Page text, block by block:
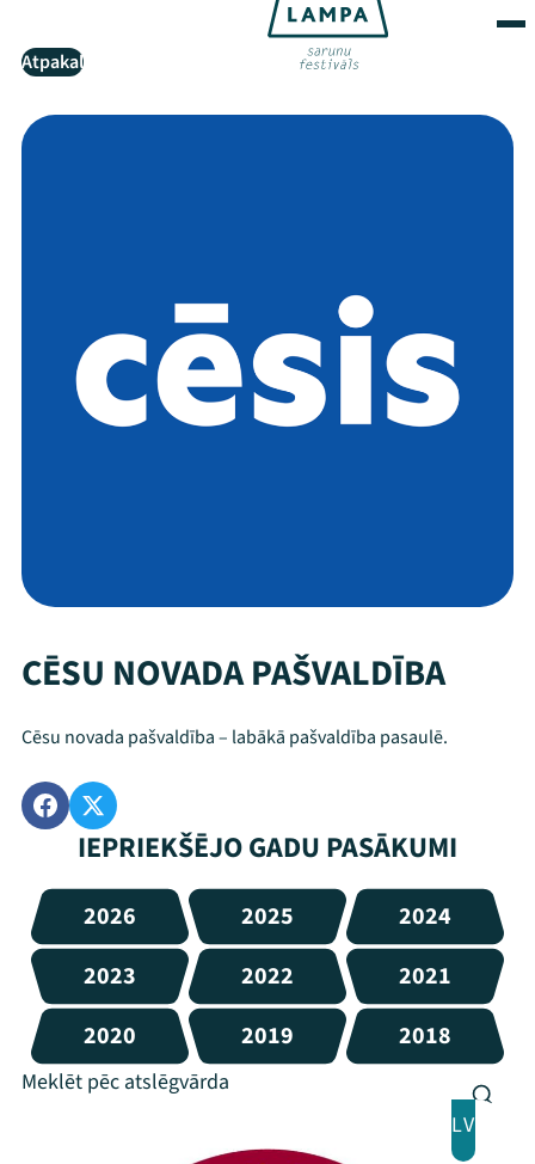
Atpakaļ
CĒSU NOVADA PAŠVALDĪBA
Cēsu novada pašvaldība – labākā pašvaldība pasaulē.
IEPRIEKŠĒJO GADU PASĀKUMI
2026 2025
2024
2023
2022
2021
2020
2019 2018
LV